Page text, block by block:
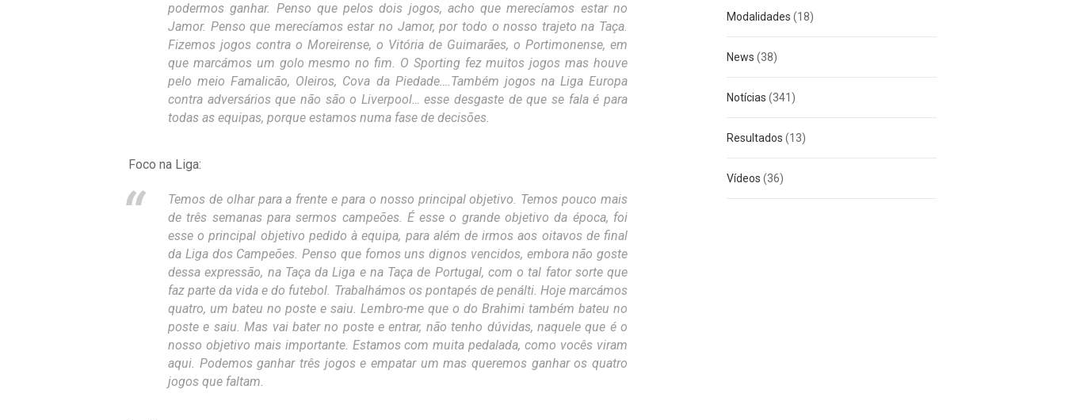
podermos ganhar. Penso que pelos dois jogos, acho que merecíamos estar no
Jamor. Penso que merecíamos estar no Jamor, por todo o nosso trajeto na Taça.
Fizemos jogos contra o Moreirense, o Vitória de Guimarães, o Portimonense, em
que marcámos um golo mesmo no fim. O Sporting fez muitos jogos mas houve
pelo meio Famalicão, Oleiros, Cova da Piedade….Também jogos na Liga Europa
contra adversários que não são o Liverpool… esse desgaste de que se fala é para
todas as equipas, porque estamos numa fase de decisões.
Foco na Liga:
Temos de olhar para a frente e para o nosso principal objetivo. Temos pouco mais
de três semanas para sermos campeões. É esse o grande objetivo da época, foi
esse o principal objetivo pedido à equipa, para além de irmos aos oitavos de final
da Liga dos Campeões. Penso que fomos uns dignos vencidos, embora não goste
dessa expressão, na Taça da Liga e na Taça de Portugal, com o tal fator sorte que
faz parte da vida e do futebol. Trabalhámos os pontapés de penálti. Hoje marcámos
quatro, um bateu no poste e saiu. Lembro-me que o do Brahimi também bateu no
poste e saiu. Mas vai bater no poste e entrar, não tenho dúvidas, naquele que é o
nosso objetivo mais importante. Estamos com muita pedalada, como vocês viram
aqui. Podemos ganhar três jogos e empatar um mas queremos ganhar os quatro
jogos que faltam.
Modalidades (18)
News (38)
Notícias (341)
Resultados (13)
Vídeos (36)